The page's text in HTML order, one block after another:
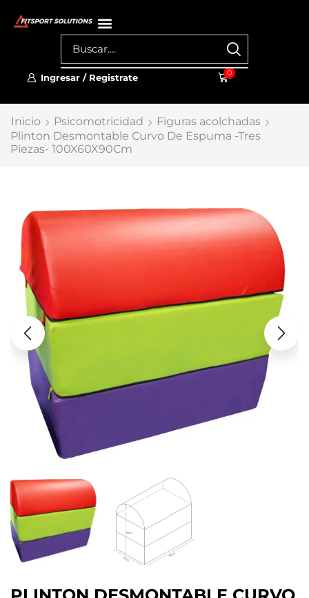
Ingresar / Registrate 0
Inicio Psicomotricidad
Figuras acolchadas
Plinton Desmontable Curvo De Espuma -Tres
Piezas- 100X60X90Cm